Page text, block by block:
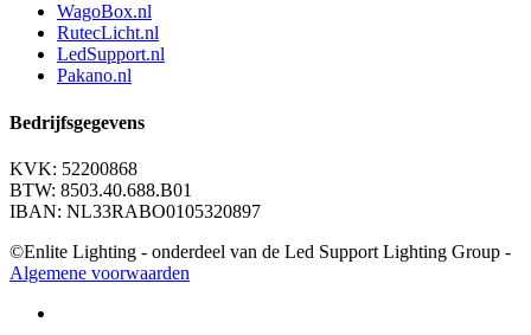
WagoBox.nl
RutecLicht.nl
LedSupport.nl
Pakano.nl
Bedrijfsgegevens
KVK: 52200868
BTW: 8503.40.688.B01
IBAN: NL33RABO0105320897
©Enlite Lighting - onderdeel van de Led Support Lighting Group -
Algemene voorwaarden